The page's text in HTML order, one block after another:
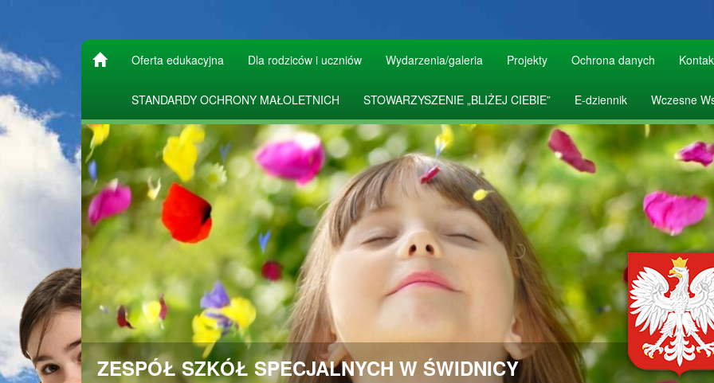
Oferta edukacyjna Dla rodziców i uczniów Wydarzenia/galeria Projekty Ochrona danych
STANDARDY OCHRONY MAŁOLETNICH STOWARZYSZENIE „BLIŻEJ CIEBIE” E-dziennik Wczesne
ZESPÓŁ SZKÓŁ SPECJALNYCH W ŚWIDNICY